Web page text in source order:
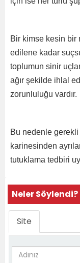
Bir kimse kesin bir
edilene kadar
toplumun sinir
ağır şekilde ihlal
zorunluluğu vardır.
Bu nedenle
karinesinden
tutuklama tedbiri
Neler Söylendi?
Site